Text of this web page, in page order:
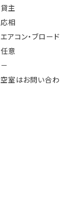
貸主
応相
エアコン・ブロー
任意
－
空室はお問い合わ